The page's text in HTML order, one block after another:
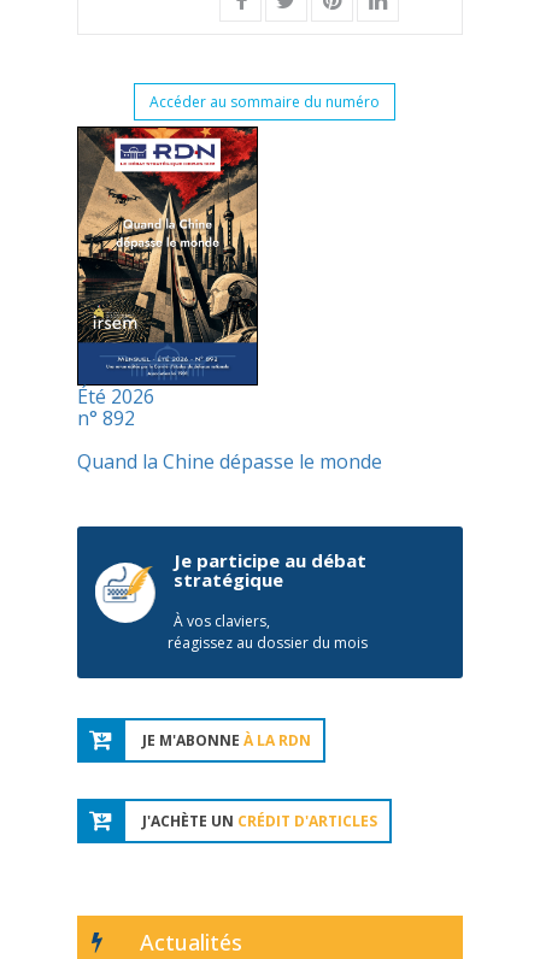
Accéder au sommaire du numéro
Été 2026
n° 892
Quand la Chine dépasse le monde
Je participe au débat
stratégique
À vos claviers,
réagissez au dossier du mois
JE M'ABONNE À LA RDN
J'ACHÈTE UN CRÉDIT D'ARTICLES
Actualités